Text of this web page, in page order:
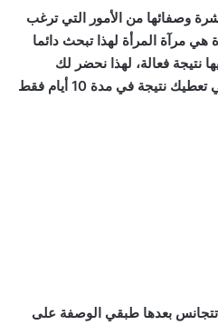
وصفائها من الأمور التي ترغب
هي مرآة المرأة لهذا تبحث دائما
نتيجة فعالة، لهذا نحضر لك
سيدتي هذه الوصفة الجبارة التي تعطيك نتيجة في مدة 10 أيام فقط
بعدها طبقي الوصفة على